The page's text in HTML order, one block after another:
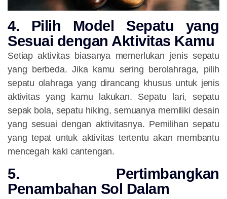
4. Pilih Model Sepatu yang
Sesuai dengan Aktivitas Kamu
Setiap aktivitas biasanya memerlukan jenis sepatu
yang berbeda. Jika kamu sering berolahraga, pilih
sepatu olahraga yang dirancang khusus untuk jenis
aktivitas yang kamu lakukan. Sepatu lari, sepatu
sepak bola, sepatu hiking, semuanya memiliki desain
yang sesuai dengan aktivitasnya. Pemilihan sepatu
yang tepat untuk aktivitas tertentu akan membantu
mencegah kaki cantengan.
5. Pertimbangkan
Penambahan Sol Dalam